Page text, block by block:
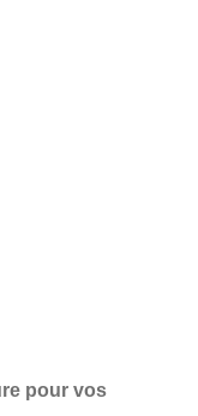
pour vos